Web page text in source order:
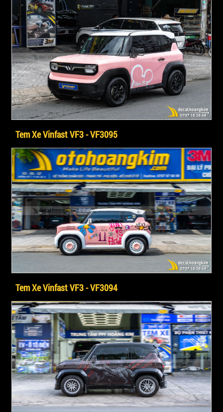
Tem Xe Vinfast VF3 - VF3095
Tem Xe Vinfast VF3 - VF3094